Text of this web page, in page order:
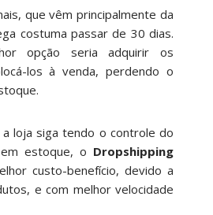
que vêm principalmente da
costuma passar de 30 dias.
opção seria adquirir os
los à venda, perdendo o
loja siga tendo o controle do
estoque, o Dropshipping
custo-benefício, devido a
e com melhor velocidade